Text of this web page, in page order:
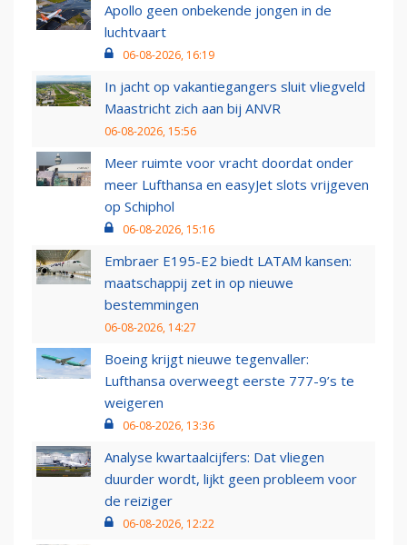
Apollo geen onbekende jongen in de
luchtvaart
06-08-2026, 16:19
In jacht op vakantiegangers sluit vliegveld
Maastricht zich aan bij ANVR
06-08-2026, 15:56
Meer ruimte voor vracht doordat onder
meer Lufthansa en easyJet slots vrijgeven
op Schiphol
06-08-2026, 15:16
Embraer E195-E2 biedt LATAM kansen:
maatschappij zet in op nieuwe
bestemmingen
06-08-2026, 14:27
Boeing krijgt nieuwe tegenvaller:
Lufthansa overweegt eerste 777-9’s te
weigeren
06-08-2026, 13:36
Analyse kwartaalcijfers: Dat vliegen
duurder wordt, lijkt geen probleem voor
de reiziger
06-08-2026, 12:22